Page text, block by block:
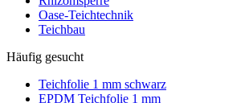
Oase-Teichtechnik
Teichbau
Häufig gesucht
Teichfolie 1 mm schwarz
EPDM Teichfolie 1 mm